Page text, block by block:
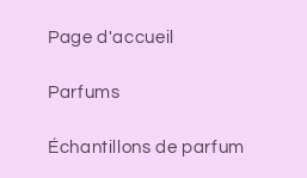
Page d'accueil
Parfums
Échantillons de parfum